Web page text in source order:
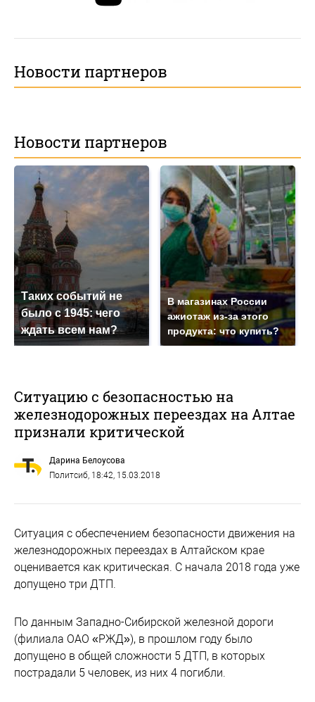
Новости партнеров
Новости партнеров
Таких событий не
было с 1945: чего
ждать всем нам?
В магазинах России
ажиотаж из-за этого
продукта: что купить?
Ситуацию с безопасностью на
железнодорожных переездах на Алтае
признали критической
Дарина Белоусова
Политсиб, 18:42, 15.03.2018
Ситуация с обеспечением безопасности движения на
железнодорожных переездах в Алтайском крае
оценивается как критическая. С начала 2018 года уже
допущено три ДТП.
По данным Западно-Сибирской железной дороги
(филиала ОАО «РЖД»), в прошлом году было
допущено в общей сложности 5 ДТП, в которых
пострадали 5 человек, из них 4 погибли.